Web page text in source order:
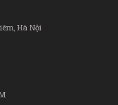
Hà Nội